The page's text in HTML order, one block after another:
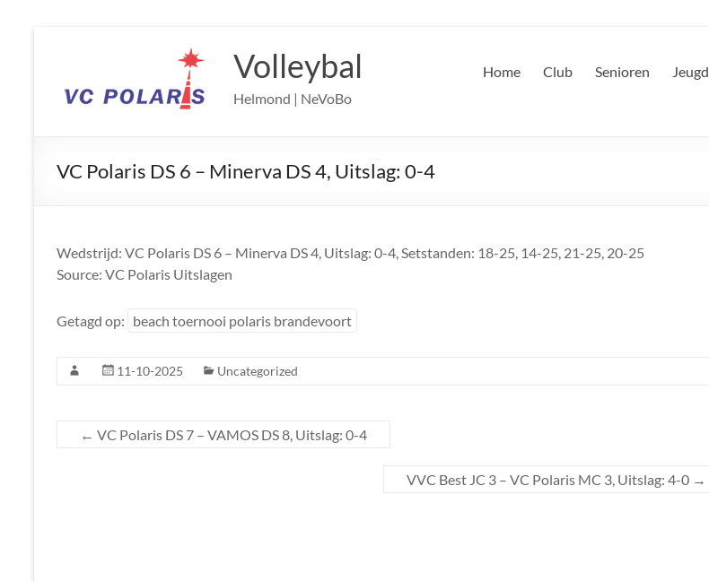
inhoud
Volleybal
Helmond | NeVoBo
Home Club Senioren Jeugd
VC Polaris DS 6 – Minerva DS 4, Uitslag: 0-4
Wedstrijd: VC Polaris DS 6 – Minerva DS 4, Uitslag: 0-4, Setstanden: 18-25, 14-25, 21-25, 20-25
Source: VC Polaris Uitslagen
Getagd op: beach toernooi polaris brandevoort
11-10-2025 Uncategorized
← VC Polaris DS 7 – VAMOS DS 8, Uitslag: 0-4
VVC Best JC 3 – VC Polaris MC 3, Uitslag: 4-0 →